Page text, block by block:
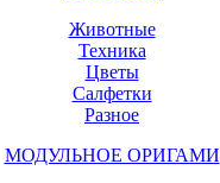
Животные
Техника
Цветы
Салфетки
Разное
МОДУЛЬНОЕ ОРИГАМИ